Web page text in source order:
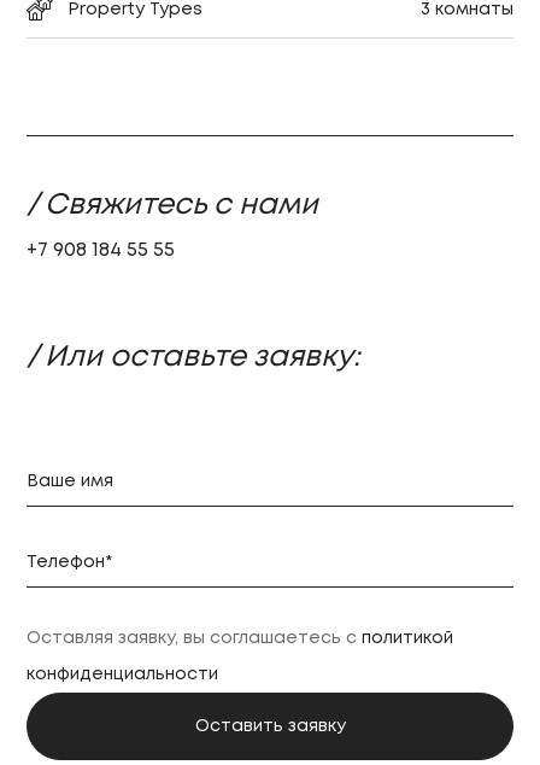
Property Types 3 комнаты
/ Свяжитесь с нами
+7 908 184 55 55
/ Или оставьте заявку:
Оставляя заявку, вы соглашаетесь сполитикой
конфиденциальности